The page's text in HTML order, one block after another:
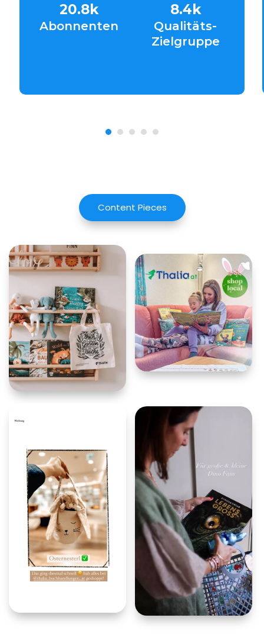
20.8k
Abonnenten
8.4k
Qualitäts-
Zielgruppe
Content Pieces